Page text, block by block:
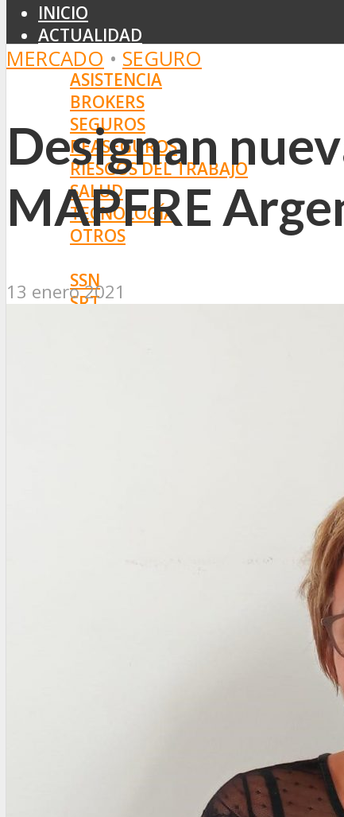
INICIO
ACTUALIDAD
MERCADO
ASISTENCIA
BROKERS
SEGUROS
REASEGUROS
RIESGOS DEL TRABAJO
SALUD
TECNOLOGÍA
OTROS
SSN
SRT
MERCADO • SEGURO
Designan
MAPFRE
13 enero 2021